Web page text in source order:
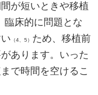
が短いときや移植
臨床的に問題とな
（4、5） ため、移植前
あります。いった
で時間を空けるこ